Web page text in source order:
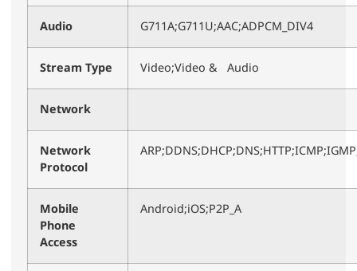
Audio G711A;G711U;AAC;ADPCM_DIV4
Stream Type Video;Video & Audio
Network
Network
Protocol
Mobile
Phone
Access
Android;iOS;P2P_A